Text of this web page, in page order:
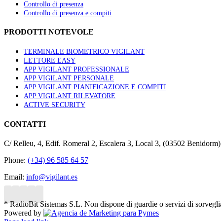
Controllo di presenza
Controllo di presenza e compiti
PRODOTTI NOTEVOLE
TERMINALE BIOMETRICO VIGILANT
LETTORE EASY
APP VIGILANT PROFESSIONALE
APP VIGILANT PERSONALE
APP VIGILANT PIANIFICAZIONE E COMPITI
APP VIGILANT RILEVATORE
ACTIVE SECURITY
CONTATTI
C/ Relleu, 4, Edif. Romeral 2, Escalera 3, Local 3, (03502 Benidorm)
Phone: (+34) 96 585 64 57
Email: info@vigilant.es
* RadioBit Sistemas S.L. Non dispone di guardie o servizi di
Powered by